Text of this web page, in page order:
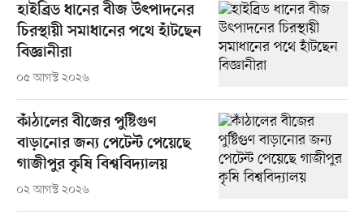
হাইব্রিড ধানের বীজ উৎপাদনের
চিরস্থায়ী সমাধানের পথে হাঁটছেন
বিজ্ঞানীরা
০৫ আগস্ট ২০২৬
কাঁঠালের বীজের পুষ্টিগুণ
বাড়ানোর জন্য পেটেন্ট পেয়েছে
গাজীপুর কৃষি বিশ্ববিদ্যালয়
০২ আগস্ট ২০২৬